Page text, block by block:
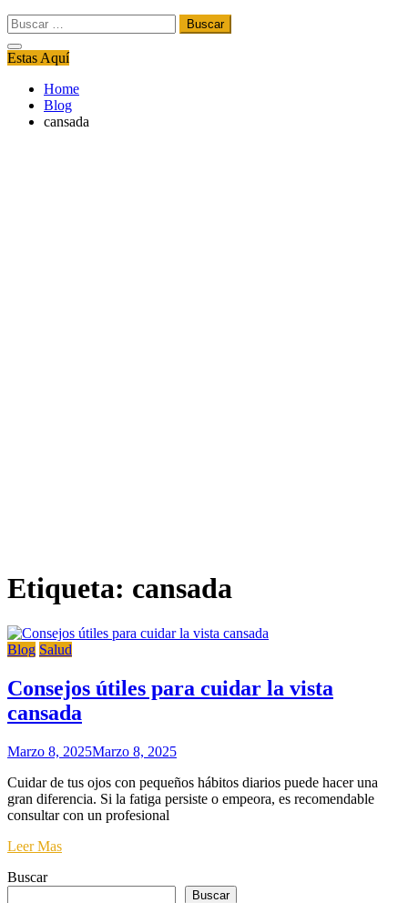
Buscar:
Estas Aquí
Home
Blog
cansada
Etiqueta: cansada
Blog Salud
Consejos útiles para cuidar la vista
cansada
Marzo 8, 2025Marzo 8, 2025
Cuidar de tus ojos con pequeños hábitos diarios puede hacer una
gran diferencia. Si la fatiga persiste o empeora, es recomendable
consultar con un profesional
Leer Mas
Buscar
Buscar